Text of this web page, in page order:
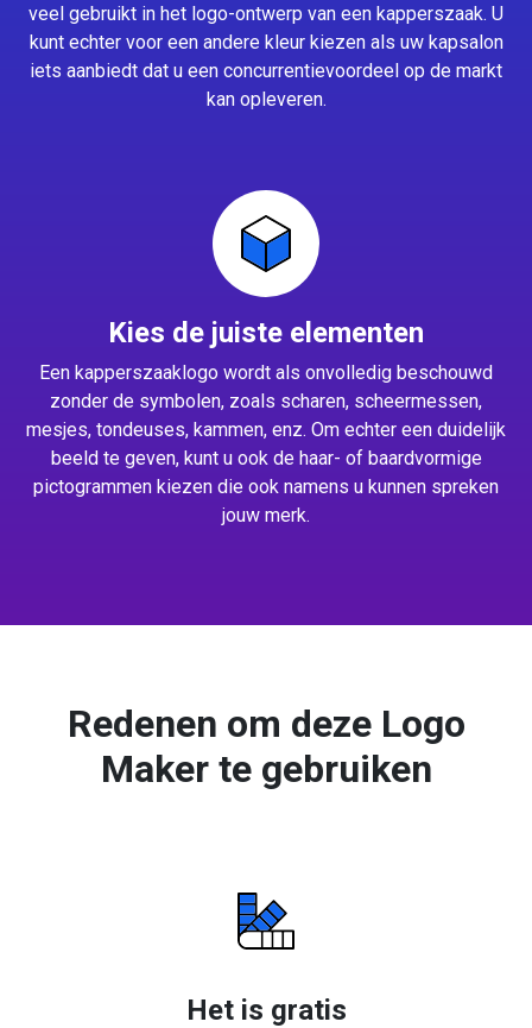
veel gebruikt in het logo-ontwerp van een kapperszaak. U
kunt echter voor een andere kleur kiezen als uw kapsalon
iets aanbiedt dat u een concurrentievoordeel op de markt
kan opleveren.
Kies de juiste elementen
Een kapperszaaklogo wordt als onvolledig beschouwd
zonder de symbolen, zoals scharen, scheermessen,
mesjes, tondeuses, kammen, enz. Om echter een duidelijk
beeld te geven, kunt u ook de haar- of baardvormige
pictogrammen kiezen die ook namens u kunnen spreken
jouw merk.
Redenen om deze Logo
Maker te gebruiken
Het is gratis